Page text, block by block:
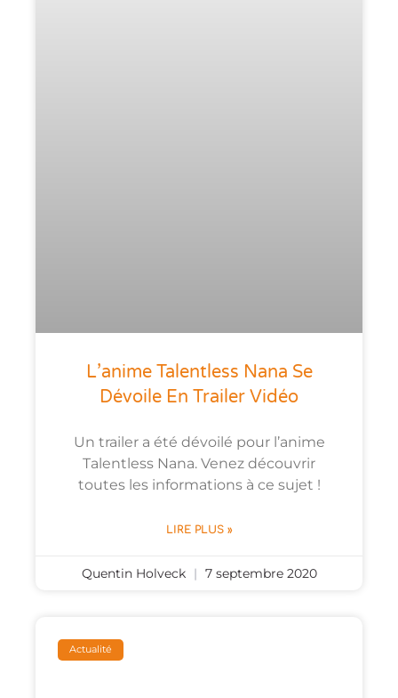
L’anime Talentless Nana Se
Dévoile En Trailer Vidéo
Un trailer a été dévoilé pour l’anime
Talentless Nana. Venez découvrir
toutes les informations à ce sujet !
LIRE PLUS »
Quentin Holveck 7 septembre 2020
Actualité